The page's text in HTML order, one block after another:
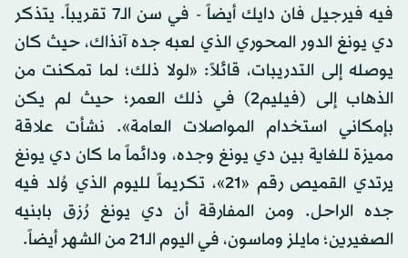
فيه فيرجيل فان دايك أيضاً - في سن الـ7 تقريباً. يتذكر
دي يونغ الدور المحوري الذي لعبه جده آنذاك، حيث كان
يوصله إلى التدريبات، قائلاً: «لولا ذلك؛ لما تمكنت من
الذهاب إلى (فيليم2) في ذلك العمر؛ حيث لم يكن
بإمكاني استخدام المواصلات العامة». نشأت علاقة
مميزة للغاية بين دي يونغ وجده، ودائماً ما كان دي يونغ
يرتدي القميص رقم «21»، تكريماً لليوم الذي وُلد فيه
جده الراحل. ومن المفارقة أن دي يونغ رُزق بابنيه
الصغيرين؛ مايلز وماسون، في اليوم الـ21 من الشهر أيضاً.